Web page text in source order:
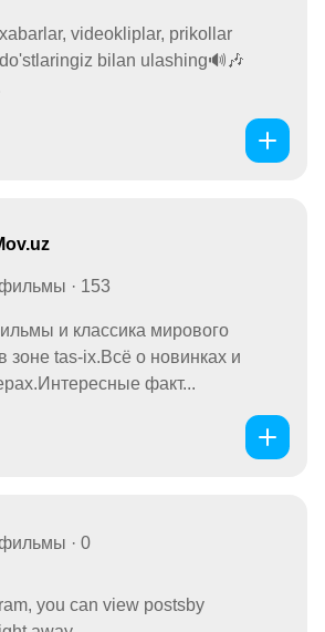
videokliplar, prikollar
bilan ulashing🔊🎶
· 153
и классика мирового
зоне tas-ix.Всё о новинках и
факт...
· 0
you can view postsby